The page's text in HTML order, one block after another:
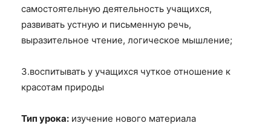
самостоятельную деятельность учащихся,
развивать устную и письменную речь,
выразительное чтение, логическое мышление;
3.воспитывать у учащихся чуткое отношение к
красотам природы
Тип урока: изучение нового материала